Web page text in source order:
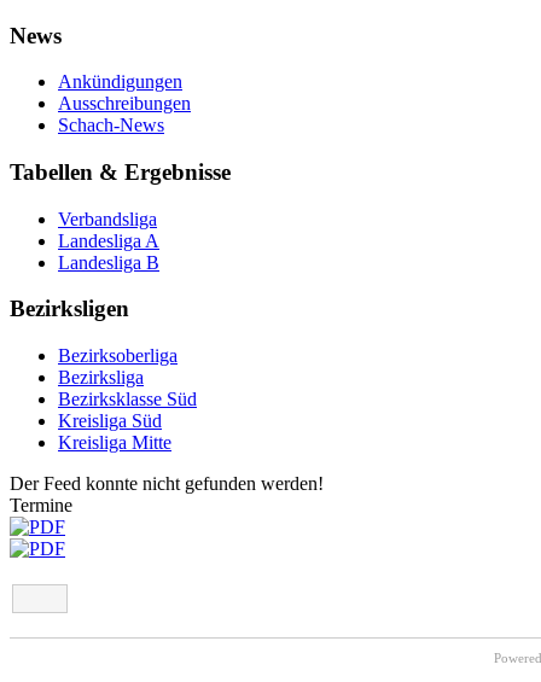
News
Ankündigungen
Ausschreibungen
Schach-News
Tabellen & Ergebnisse
Verbandsliga
Landesliga A
Landesliga B
Bezirksligen
Bezirksoberliga
Bezirksliga
Bezirksklasse Süd
Kreisliga Süd
Kreisliga Mitte
Der Feed konnte nicht gefunden werden!
Termine